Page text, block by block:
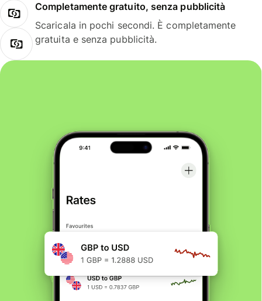
Completamente gratuito, senza pubblicità
Scaricala in pochi secondi. È completamente
gratuita e senza pubblicità.